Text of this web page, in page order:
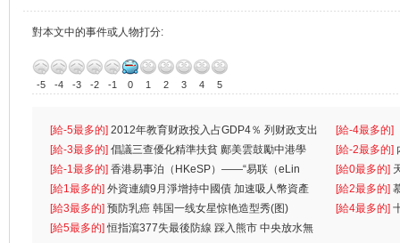
對本文中的事件或人物打分:
-5 -4 -3 -2 -1 0 1 2 3 4 5
[給-5最多的] 2012年教育财政投入占GDP4％ 列财政支出
首位
[給-4最多的]
一
[給-3最多的] 倡議三查優化精準扶貧 鄺美雲鼓勵中港學
生
[給-2最多的]
人
[給-1最多的] 香港易事泊（HKeSP）——“易联（eLin
k）”项目
[給0最多的]
[給1最多的] 外資連續9月淨增持中國債 加速吸人幣資產 [給2最多的]
[給3最多的] 预防乳癌 韩国一线女星惊艳造型秀(图) [給4最多的]
[給5最多的]恒指瀉377失最後防線 踩入熊市 中央放水無